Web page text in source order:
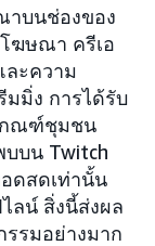
าบนช่องของ
ฆษณา ครีเอ
ละความ
มิ่ง การได้รับ
กณฑ์ชุมชน
บน Twitch
ดสดเท่านั้น
ลน์ สิ่งนี้ส่งผล
รมอย่างมาก